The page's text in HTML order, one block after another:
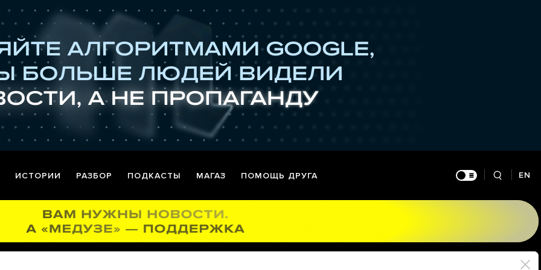
ИСТОРИИ РАЗБОР ПОДКАСТЫ МАГАЗ ПОМОЩЬ ДРУГА EN